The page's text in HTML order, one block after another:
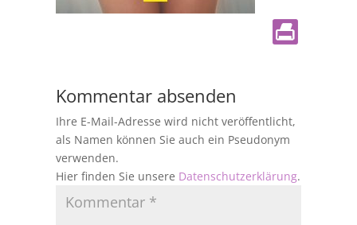
Kommentar absenden
Ihre E-Mail-Adresse wird nicht veröffentlicht,
als Namen können Sie auch ein Pseudonym
verwenden.
Hier finden Sie unsere Datenschutzerklärung.